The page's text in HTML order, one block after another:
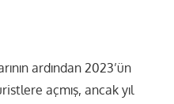
ardından 2023’ün
açmış, ancak yıl